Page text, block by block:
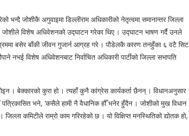
भन्दै जोशीकै अगुवाइमा डिल्लीराम अधिकारीको नेतृत्वमा समानान्तर जिल्ला
जोशीले विशेष अधिवेशनको उद्घाटन गरेका थिए । उद्घाटन भाषण गर्दै उनले
बसेर बाँकी जीवन गुजार्न आग्रह गरे । पौडेलकै कारण तनहुँका ६ वटै सिट
नभई विशेष अधिवेशनबाट निर्वाचित अधिकारी पार्टीको जिल्ला सभापति
। बेक्कारको कुरा हो । त्यहाँ कुनै कांग्रेस कार्यकर्ता छैनन् । विधानअनुसार
पत्रिकासित भने, ‘कसैले हामी नै वैधानिक हौँ भनेर हुँदैन । जोशीको मुख विधान
कमिटीले राम्रो काम गरिरहेको छ । यो विक्षिप्त मनस्थितिको द्योतक हो,